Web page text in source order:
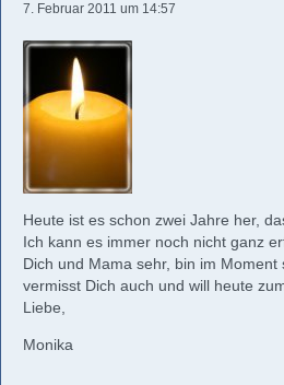
7. Februar 2011 um 14:57
Heute ist es schon zwei Jahre her,
Ich kann es immer noch nicht ganz
Dich und Mama sehr, bin im
vermisst Dich auch und will heute
Liebe,
Monika